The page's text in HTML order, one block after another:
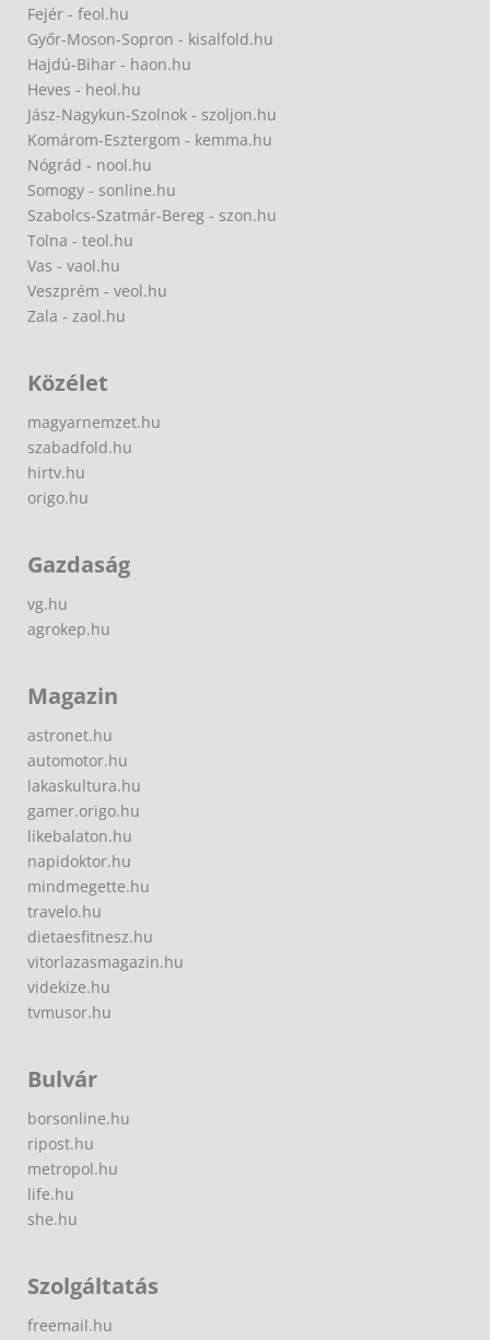
Fejér - feol.hu
Győr-Moson-Sopron - kisalfold.hu
Hajdú-Bihar - haon.hu
Heves - heol.hu
Jász-Nagykun-Szolnok - szoljon.hu
Komárom-Esztergom - kemma.hu
Nógrád - nool.hu
Somogy - sonline.hu
Szabolcs-Szatmár-Bereg - szon.hu
Tolna - teol.hu
Vas - vaol.hu
Veszprém - veol.hu
Zala - zaol.hu
Közélet
magyarnemzet.hu
szabadfold.hu
hirtv.hu
origo.hu
Gazdaság
vg.hu
agrokep.hu
Magazin
astronet.hu
automotor.hu
lakaskultura.hu
gamer.origo.hu
likebalaton.hu
napidoktor.hu
mindmegette.hu
travelo.hu
dietaesfitnesz.hu
vitorlazasmagazin.hu
videkize.hu
tvmusor.hu
Bulvár
borsonline.hu
ripost.hu
metropol.hu
life.hu
she.hu
Szolgáltatás
freemail.hu